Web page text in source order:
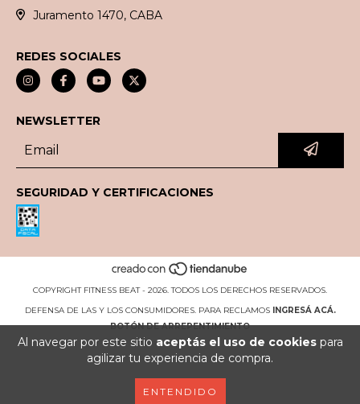
Al navegar por este sitio aceptás el uso de cookiespara
agilizar tu experiencia de compra.
ENTENDIDO
Juramento 1470, CABA
REDES SOCIALES
NEWSLETTER
SEGURIDAD Y CERTIFICACIONES
COPYRIGHT FITNESS BEAT - 2026. TODOS LOS DERECHOS RESERVADOS.
DEFENSA DE LAS Y LOS CONSUMIDORES. PARA RECLAMOS INGRESÁ ACÁ.
BOTÓN DE ARREPENTIMIENTO